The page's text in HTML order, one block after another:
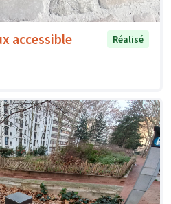
accessible
Réalisé